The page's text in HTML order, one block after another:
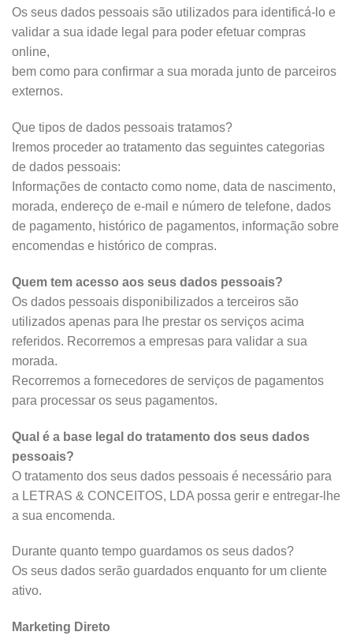
Os seus dados pessoais são utilizados para identificá-lo e
validar a sua idade legal para poder efetuar compras
online,
bem como para confirmar a sua morada junto de parceiros
externos.
Que tipos de dados pessoais tratamos?
Iremos proceder ao tratamento das seguintes categorias
de dados pessoais:
Informações de contacto como nome, data de nascimento,
morada, endereço de e-mail e número de telefone, dados
de pagamento, histórico de pagamentos, informação sobre
encomendas e histórico de compras.
Quem tem acesso aos seus dados pessoais?
Os dados pessoais disponibilizados a terceiros são
utilizados apenas para lhe prestar os serviços acima
referidos. Recorremos a empresas para validar a sua
morada.
Recorremos a fornecedores de serviços de pagamentos
para processar os seus pagamentos.
Qual é a base legal do tratamento dos seus dados
pessoais?
O tratamento dos seus dados pessoais é necessário para
a LETRAS & CONCEITOS, LDA possa gerir e entregar-lhe
a sua encomenda.
Durante quanto tempo guardamos os seus dados?
Os seus dados serão guardados enquanto for um cliente
ativo.
Marketing Direto